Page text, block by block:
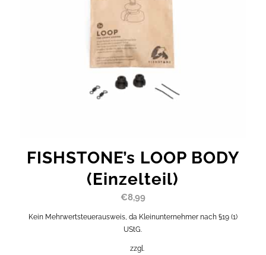
FISHSTONE’s LOOP BODY
(Einzelteil)
€8,99
Kein Mehrwertsteuerausweis, da Kleinunternehmer nach §19 (1)
UStG.
zzgl.